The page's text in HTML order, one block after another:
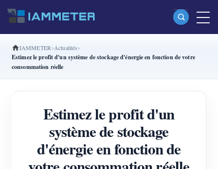
Produits
Compteur d’énergie Wi-Fi split-phase (WEM2067)
Compteur d’énergie Wi-Fi triphasé (WEM3080T)
Compteur d’énergie Wi-Fi triphasé (WEM3046T)
Compteur d’énergie Wi-Fi triphasé (WEM3050T)
Contrôleur de puissance WiFi
IAMMETER Actualités
Estimez le profit d'un système de stockage d'énergie en fonction de votre
consommation réelle
Estimez le profit d'un
système de stockage
d'énergie en fonction de